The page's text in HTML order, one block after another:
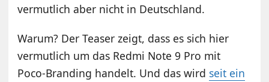
vermutlich aber nicht in Deutschland.
Warum? Der Teaser zeigt, dass es sich hier
vermutlich um das Redmi Note 9 Pro mit
Poco-Branding handelt. Und das wird seit ein